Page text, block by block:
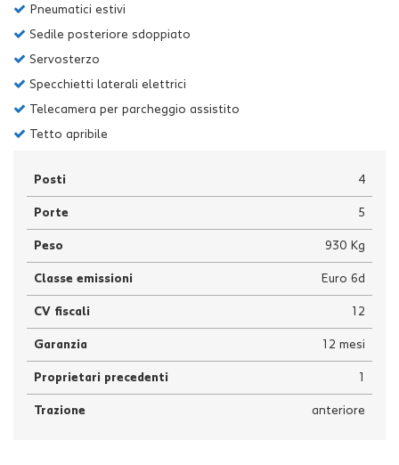
Pneumatici estivi
Sedile posteriore sdoppiato
Servosterzo
Specchietti laterali elettrici
Telecamera per parcheggio assistito
Tetto apribile
Posti 4
Porte 5
Peso 930 Kg
Classe emissioni Euro 6d
CV fiscali 12
Garanzia 12 mesi
Proprietari precedenti 1
Trazione anteriore